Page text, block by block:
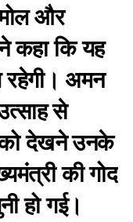
और
कहा कि यह
रहेगी। अमन
से
को देखने उनके
की गोद
हो गई।